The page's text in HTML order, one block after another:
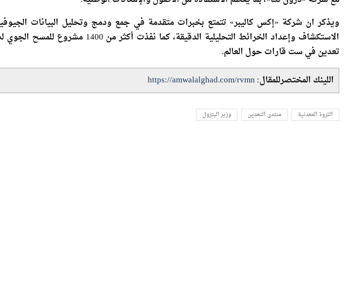
ويذكر ان شركة «إكس كاليبر» تتمتع بخبرات متقدمة في جمع ودمج وتحليل البيانات
الاستكشاف وإعداد الخرائط التحليلية الدقيقة، كما
تعدين في ست قارات حول العالم.
اللينك المختصرللمقال:https://amwalalghad.com/rvmn